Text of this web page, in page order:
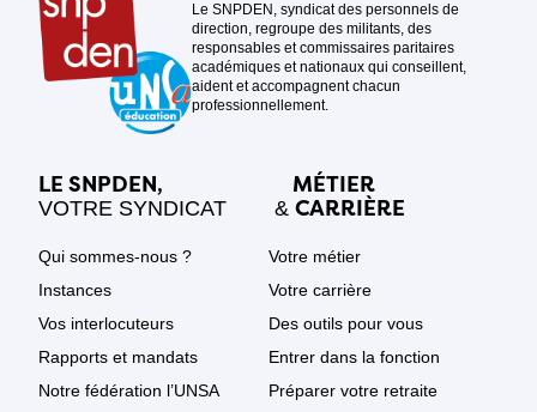
Le SNPDEN, syndicat des personnels de
direction, regroupe des militants, des
responsables et commissaires paritaires
académiques et nationaux qui conseillent,
aident et accompagnent chacun
professionnellement.
LE SNPDEN,
VOTRE SYNDICAT
Qui sommes-nous ?
Instances
Vos interlocuteurs
Rapports et mandats
Notre fédération l’UNSA
MÉTIER
& CARRIÈRE
Votre métier
Votre carrière
Des outils pour vous
Entrer dans la fonction
Préparer votre retraite